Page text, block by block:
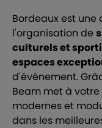
Bordeaux est
l'organisation de
culturels et
espaces
d'événement.
Beam met à
modernes et
dans les